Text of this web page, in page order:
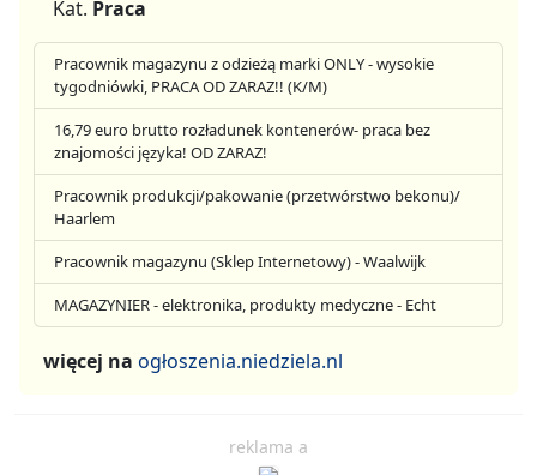
Kat. Praca
Pracownik magazynu z odzieżą marki ONLY - wysokie
tygodniówki, PRACA OD ZARAZ!! (K/M)
16,79 euro brutto rozładunek kontenerów- praca bez
znajomości języka! OD ZARAZ!
Pracownik produkcji/pakowanie (przetwórstwo bekonu)/
Haarlem
Pracownik magazynu (Sklep Internetowy) - Waalwijk
MAGAZYNIER - elektronika, produkty medyczne - Echt
więcej na ogłoszenia.niedziela.nl
reklama a